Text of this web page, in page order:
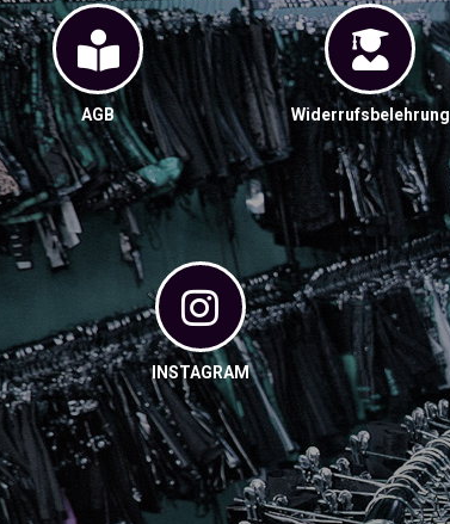
AGB Widerrufsbelehrung
INSTAGRAM